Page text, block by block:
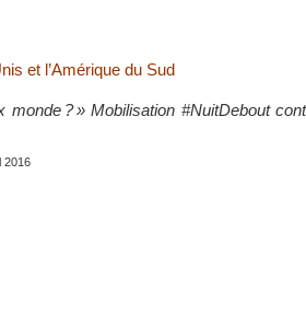
et l’Amérique du Sud
? » Mobilisation #NuitDebout
2016